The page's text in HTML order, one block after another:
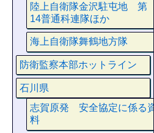
陸上自衛隊金沢駐屯地 第
14普通科連隊ほか
海上自衛隊舞鶴地方隊
防衛監察本部ホットライン
石川県
志賀原発 安全協定に係る資
料